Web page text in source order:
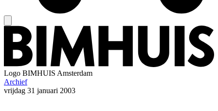
Logo BIMHUIS Amsterdam
Archief
vrijdag 31 januari 2003